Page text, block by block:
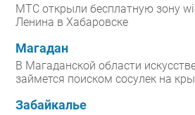
МТС открыли бесплатную зону
Ленина в Хабаровске
Магадан
В Магаданской области
займется поиском сосулек на
Забайкалье